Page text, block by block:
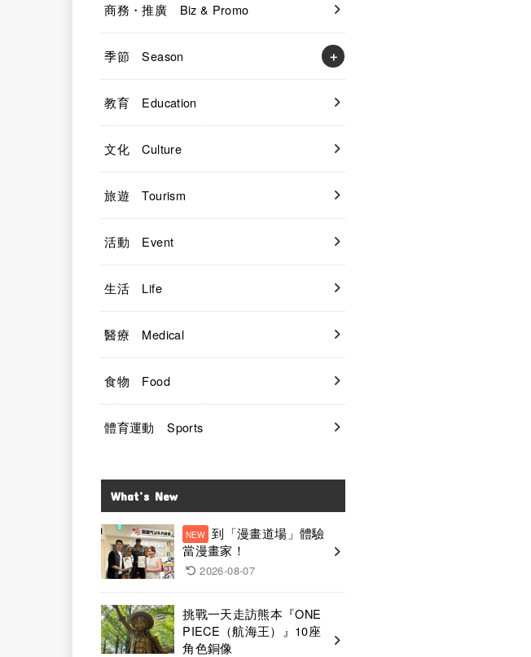
商務・推廣 Biz & Promo
季節 Season
教育 Education
文化 Culture
旅遊 Tourism
活動 Event
生活 Life
醫療 Medical
食物 Food
體育運動 Sports
What’s New
到「漫畫道場」體驗
當漫畫家！
2026-08-07
挑戰一天走訪熊本『ONE
PIECE（航海王）』10座
角色銅像